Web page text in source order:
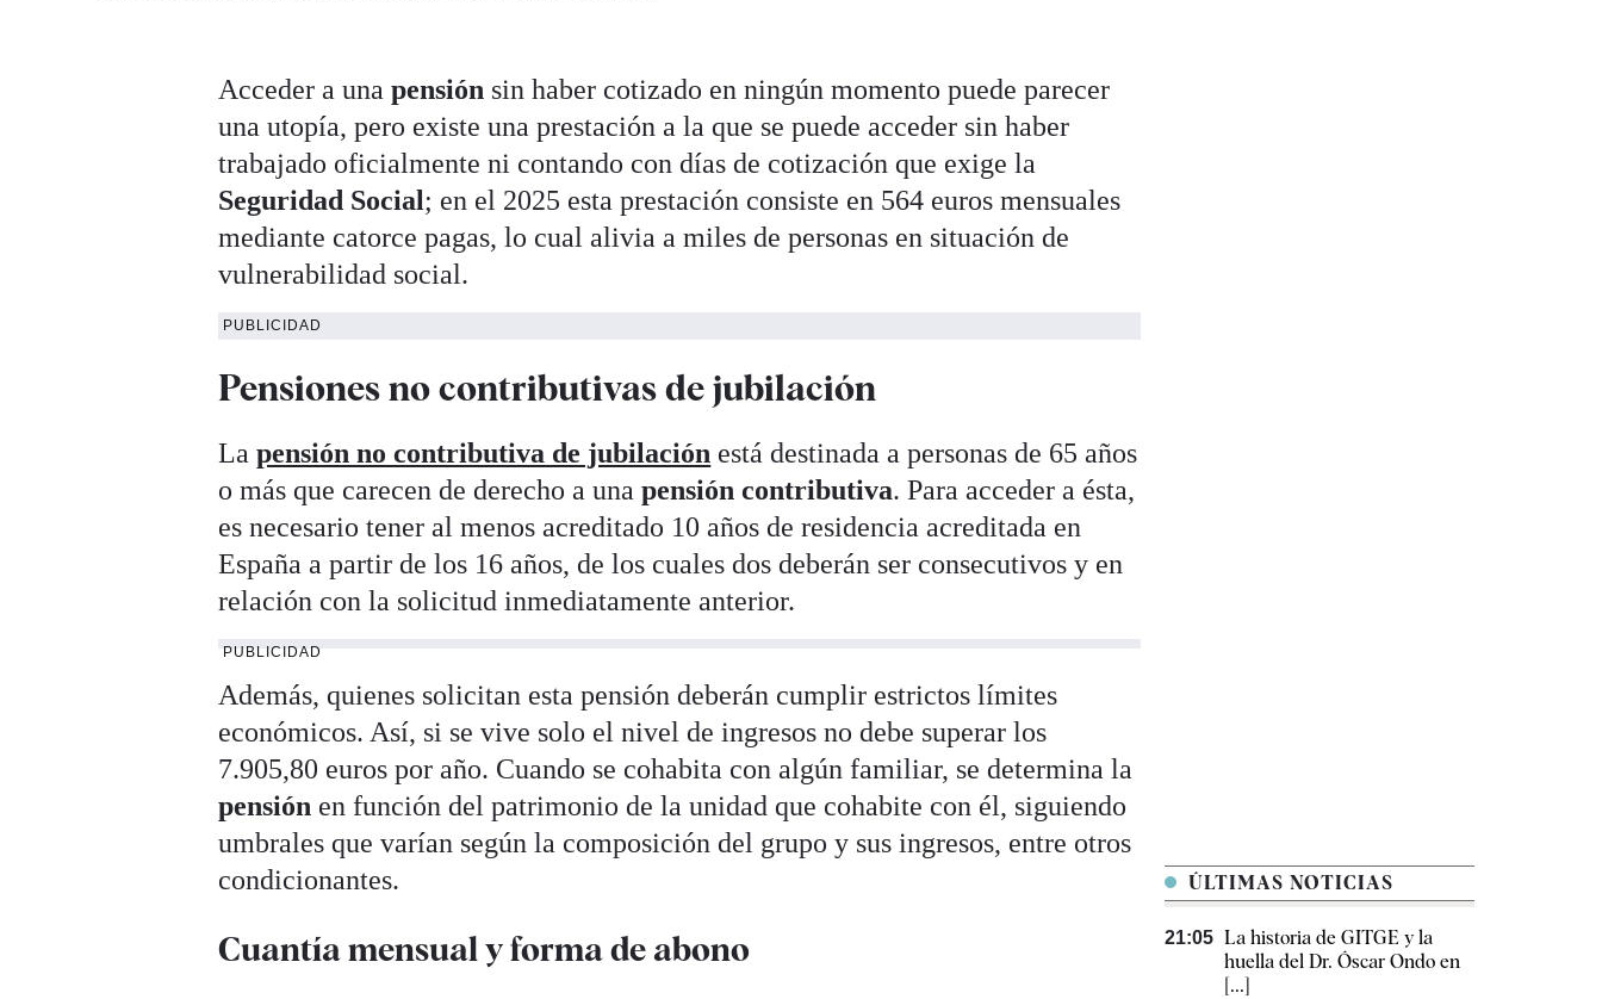
Acceder a unapensión sin haber cotizado en ningún momento puede parecer
una utopía, pero existe una prestación a la que se puede acceder sin haber
trabajado oficialmente ni contando con días de cotización que exige la
Seguridad Social ; en el 2025 esta prestación consiste en 564 euros mensuales
mediante catorce pagas, lo cual alivia a miles de personas en situación de
vulnerabilidad social.
PUBLICIDAD
Pensiones no contributivas de jubilación
Lapensión no contributiva de jubilación está destinada a personas de 65 años
o más que carecen de derecho a unapensión contributiva. Para acceder a ésta,
es necesario tener al menos acreditado 10 años de residencia acreditada en
España a partir de los 16 años, de los cuales dos deberán ser consecutivos y en
relación con la solicitud inmediatamente anterior.
PUBLICIDAD
Además, quienes solicitan esta pensión deberán cumplir estrictos límites
económicos. Así, si se vive solo el nivel de ingresos no debe superar los
7.905,80 euros por año. Cuando se cohabita con algún familiar, se determina la
pensión en función del patrimonio de la unidad que cohabite con él, siguiendo
umbrales que varían según la composición del grupo y sus ingresos, entre otros
condicionantes.
Cuantía mensual y forma de abono
ÚLTIMAS NOTICIAS
21:05 La historia de GITGE y la
huella del Dr. Óscar Ondo en
[...]